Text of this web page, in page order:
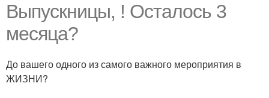
Выпускницы, ! Осталось 3
месяца?
До вашего одного из самого важного мероприятия в
ЖИЗНИ?